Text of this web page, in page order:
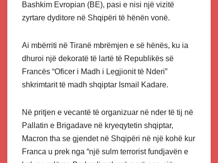
Bashkim Evropian (BE), pasi e nisi një vizitë
zyrtare dyditore në Shqipëri të hënën vonë.
Ai mbërriti në Tiranë mbrëmjen e së hënës, ku ia
dhuroi një dekoratë të lartë të Republikës së
Francës “Oficer i Madh i Legjionit të Nderi”
shkrimtarit të madh shqiptar Ismail Kadare.
Në pritjen e vecantë të organizuar në nder të tij në
Pallatin e Brigadave në kryeqytetin shqiptar,
Macron tha se gjendet në Shqipëri në një kohë kur
Franca u prek nga “një sulm terrorist fundjavën e